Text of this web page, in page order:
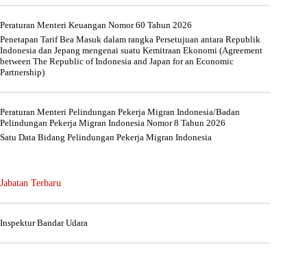
Peraturan Menteri Keuangan Nomor 60 Tahun 2026
Penetapan Tarif Bea Masuk dalam rangka Persetujuan antara Republik
Indonesia dan Jepang mengenai suatu Kemitraan Ekonomi (Agreement
between The Republic of Indonesia and Japan for an Economic
Partnership)
Peraturan Menteri Pelindungan Pekerja Migran Indonesia/Badan
Pelindungan Pekerja Migran Indonesia Nomor 8 Tahun 2026
Satu Data Bidang Pelindungan Pekerja Migran Indonesia
Jabatan Terbaru
Inspektur Bandar Udara